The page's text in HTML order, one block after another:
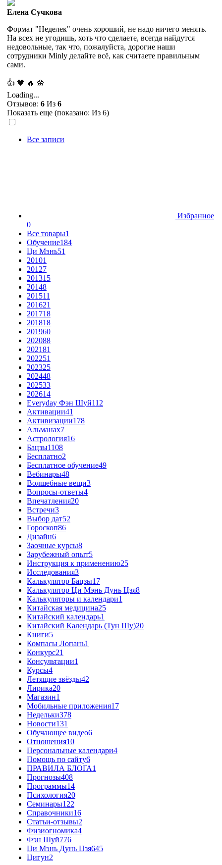
Елена Сучкова
Формат "Неделек" очень хороший, не надо ничего менять.
На всех не угодишь, хоть что сделаете, всегда найдутся
недовольные, так что, пожалуйста, дорогие наши
сотрудники Minly делайте всё, как считаете правильным
сами.
👍 🧡 🔥 🌼
Loading...
Отзывов: 6 Из 6
Показать еще (показано: Из 6)
Все записи
Избранное
0
Все товары1
Обучение184
Ци Мэнь51
20101
20127
201315
20148
201511
201621
201718
201818
201960
202088
202181
202251
202325
202448
202533
202614
Everyday Фэн Шуй112
Активации41
Активизации178
Альманах7
Астрология16
Бацзы1108
Бесплатно2
Бесплатное обучение49
Вебинары48
Волшебные вещи3
Вопросы-ответы4
Впечатления20
Встречи3
Выбор дат52
Гороскоп86
Дизайн6
Заочные курсы8
Зарубежный опыт5
Инструкция к применению25
Исследования3
Калькулятор Бацзы17
Калькулятор Ци Мэнь Дунь Цзя8
Калькуляторы и календари1
Китайская медицина25
Китайский календарь1
Китайский Календарь (Тун Шу)20
Книги5
Компасы Лопань1
Конкурс21
Консультации1
Курсы4
Летящие звёзды42
Лирика20
Магазин1
Мобильные приложения17
Недельки378
Новости131
Обучающее видео6
Отношения10
Персональные календари4
Помощь по сайту6
ПРАВИЛА БЛОГА1
Прогнозы408
Программы14
Психология20
Семинары122
Справочники16
Статьи-отзывы2
Физиогномика4
Фэн Шуй776
Ци Мэнь Дунь Цзя645
Цигун2